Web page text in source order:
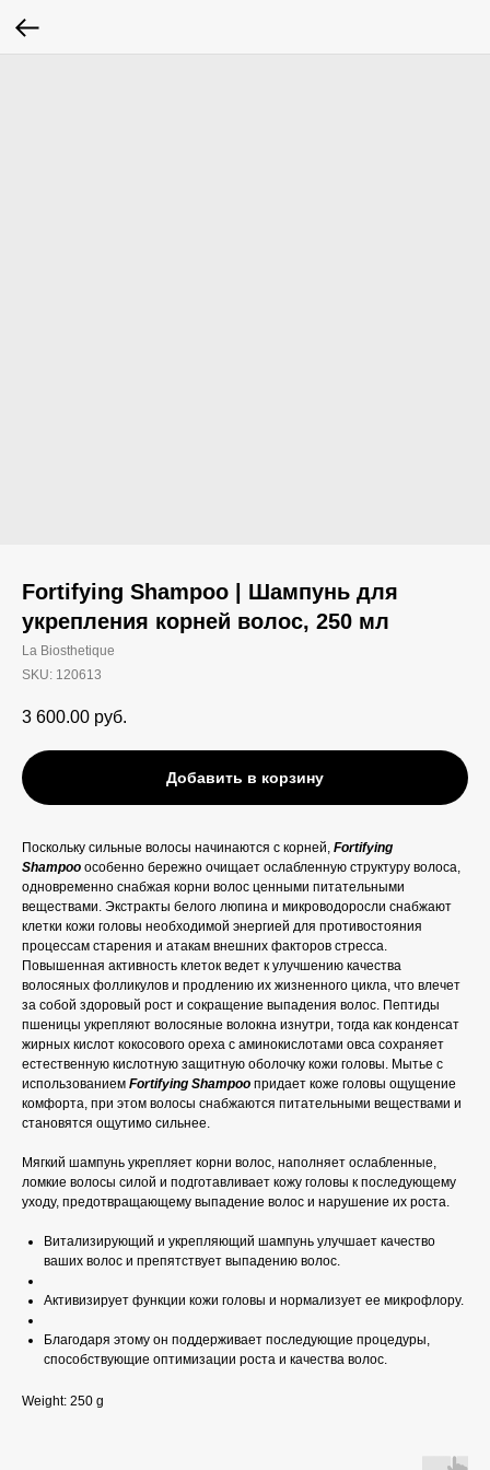
Fortifying Shampoo | Шампунь для
укрепления корней волос, 250 мл
La Biosthetique
SKU: 120613
3 600.00 руб.
Добавить в корзину
Поскольку сильные волосы начинаются с корней, Fortifying
Shampoo особенно бережно очищает ослабленную структуру волоса,
одновременно снабжая корни волос ценными питательными
веществами. Экстракты белого люпина и микроводоросли снабжают
клетки кожи головы необходимой энергией для противостояния
процессам старения и атакам внешних факторов стресса.
Повышенная активность клеток ведет к улучшению качества
волосяных фолликулов и продлению их жизненного цикла, что влечет
за собой здоровый рост и сокращение выпадения волос. Пептиды
пшеницы укрепляют волосяные волокна изнутри, тогда как конденсат
жирных кислот кокосового ореха с аминокислотами овса сохраняет
естественную кислотную защитную оболочку кожи головы. Мытье с
использованием Fortifying Shampoo придает коже головы ощущение
комфорта, при этом волосы снабжаются питательными веществами и
становятся ощутимо сильнее.
Мягкий шампунь укрепляет корни волос, наполняет ослабленные,
ломкие волосы силой и подготавливает кожу головы к последующему
уходу, предотвращающему выпадение волос и нарушение их роста.
Витализирующий и укрепляющий шампунь улучшает качество
ваших волос и препятствует выпадению волос.
Активизирует функции кожи головы и нормализует ее микрофлору.
Благодаря этому он поддерживает последующие процедуры,
способствующие оптимизации роста и качества волос.
Weight: 250 g